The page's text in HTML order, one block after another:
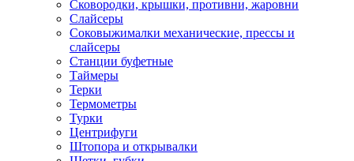
Сковородки, крышки, противни, жаровни
Слайсеры
Соковыжималки механические, прессы и
слайсеры
Станции буфетные
Таймеры
Терки
Термометры
Турки
Центрифуги
Штопора и открывалки